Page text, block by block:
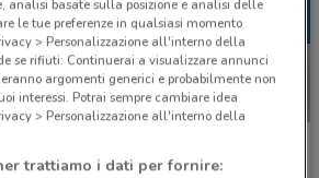
NUOVO
analisi basate sulla posizione e analisi delle
le tue preferenze in qualsiasi momento
> Personalizzazione all'interno della
se rifiuti: Continuerai a visualizzare annunci
argomenti generici e probabilmente non
interessi. Potrai sempre cambiare idea
> Personalizzazione all'interno della
trattiamo i dati per fornire: